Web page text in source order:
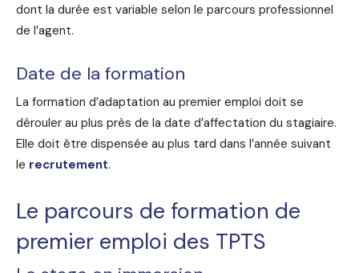
dont la durée est variable selon le parcours professionnel
de l’agent.
Date de la formation
La formation d’adaptation au premier emploi doit se
dérouler au plus près de la date d’affectation du stagiaire.
Elle doit être dispensée au plus tard dans l’année suivant
le recrutement.
Le parcours de formation de
premier emploi des TPTS